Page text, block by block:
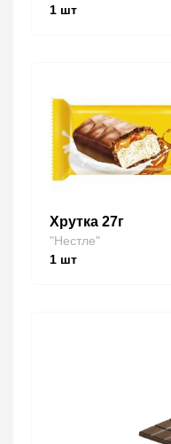
1 шт
Хрутка 27г
"Нестле"
1 шт